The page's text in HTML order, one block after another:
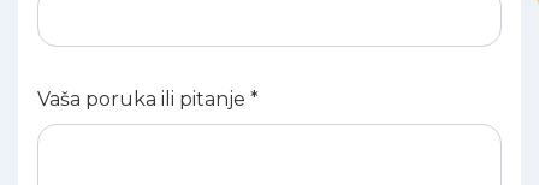
Vaša poruka ili pitanje *